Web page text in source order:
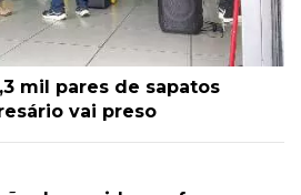
mil pares de sapatos
vai preso